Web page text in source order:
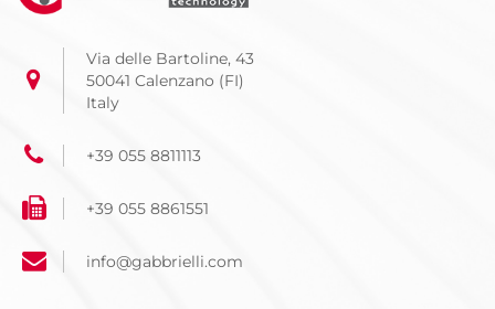
Via delle Bartoline, 43
50041 Calenzano (FI)
Italy
+39 055 8811113
+39 055 8861551
info@gabbrielli.com